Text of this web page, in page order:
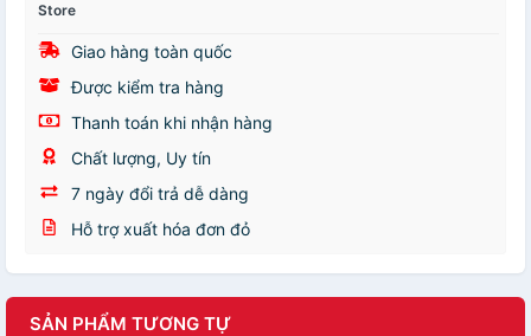
Store
Giao hàng toàn quốc
Được kiểm tra hàng
Thanh toán khi nhận hàng
Chất lượng, Uy tín
7 ngày đổi trả dễ dàng
Hỗ trợ xuất hóa đơn đỏ
SẢN PHẨM TƯƠNG TỰ